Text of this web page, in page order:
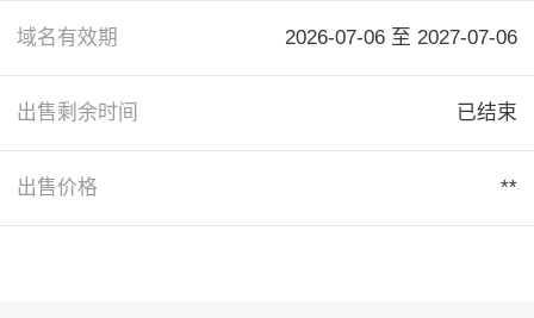
域名有效期 2026-07-06 至 2027-07-06
出售剩余时间 已结束
出售价格 **